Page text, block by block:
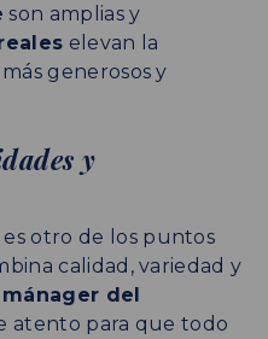
son amplias y
elevan la
generosos y
y
es otro de los puntos
calidad, variedad y
mánager del
atento para que todo